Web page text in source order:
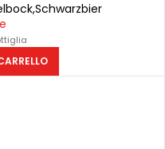
,Schwarzbier